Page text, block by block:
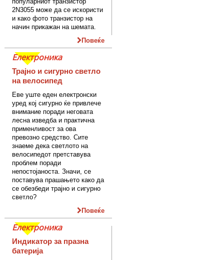
2N3055 може да се искористи
и како фото транзистор на
начин прикажан на шемата.
Повеќе
Електроника
Трајно и сигурно светло
на велосипед
Еве уште еден електронски
уред кој сигурно ќе привлече
внимание поради неговата
лесна изведба и практична
применливост за ова
превозно средство. Сите
знаеме дека светлото на
велосипедот претставува
проблем поради
непостојаноста. Значи, се
поставува прашањето како да
се обезбеди трајно и сигурно
светло?
Повеќе
Електроника
Индикатор за празна
батерија